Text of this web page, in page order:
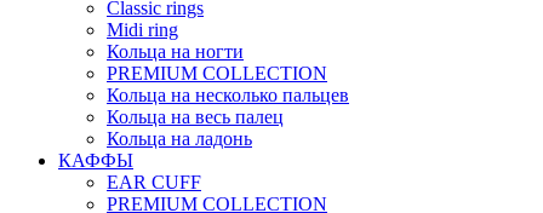
Classic rings
Midi ring
Кольца на ногти
PREMIUM COLLECTION
Кольца на несколько пальцев
Кольца на весь палец
Кольца на ладонь
КАФФЫ
EAR CUFF
PREMIUM COLLECTION